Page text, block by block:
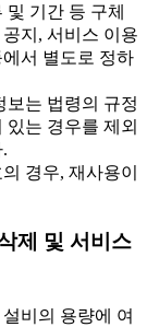
기간 등 구체
지, 서비스 이용
서 별도로 정하
는 법령의 규정
는 경우를 제외
경우, 재사용이
제 및 서비스
비의 용량에 여